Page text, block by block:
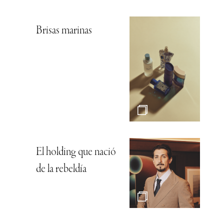
Brisas marinas
El holding que nació
de la rebeldía